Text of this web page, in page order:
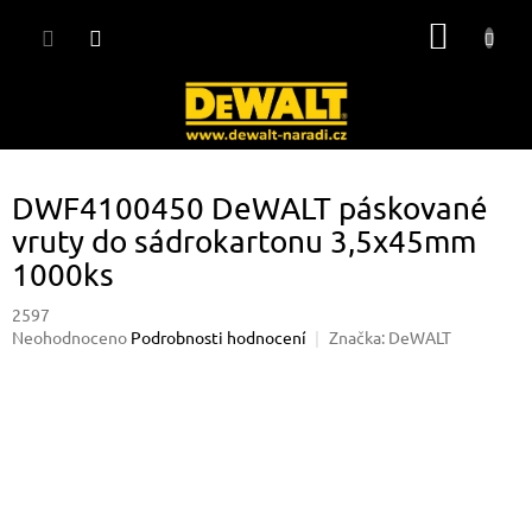
DWF4100450 DeWALT páskované
vruty do sádrokartonu 3,5x45mm
1000ks
2597
Průměrné
Neohodnoceno Podrobnosti hodnocení Značka: DeWALT